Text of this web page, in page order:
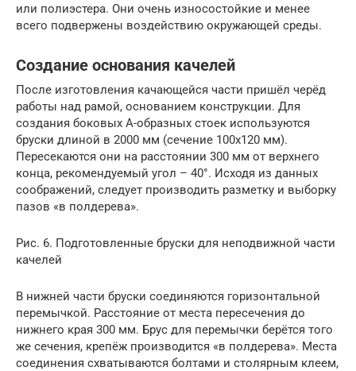
или полиэстера. Они очень износостойкие и менее
всего подвержены воздействию окружающей среды.
Создание основания качелей
После изготовления качающейся части пришёл черёд
работы над рамой, основанием конструкции. Для
создания боковых А-образных стоек используются
бруски длиной в 2000 мм (сечение 100х120 мм).
Пересекаются они на расстоянии 300 мм от верхнего
конца, рекомендуемый угол – 40°. Исходя из данных
соображений, следует производить разметку и выборку
пазов «в полдерева».
Рис. 6. Подготовленные бруски для неподвижной части
качелей
В нижней части бруски соединяются горизонтальной
перемычкой. Расстояние от места пересечения до
нижнего края 300 мм. Брус для перемычки берётся того
же сечения, крепёж производится «в полдерева». Места
соединения схватываются болтами и столярным клеем,